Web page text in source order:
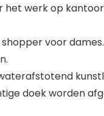
het werk op
shopper voor
doek worden